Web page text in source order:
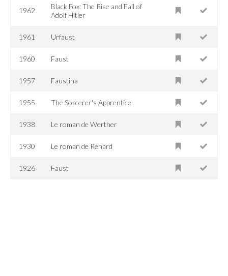
1962
Black Fox: The Rise and Fall of
Adolf Hitler
1961 Urfaust
1960 Faust
1957 Faustina
1955 The Sorcerer's Apprentice
1938 Le roman de Werther
1930 Le roman de Renard
1926 Faust